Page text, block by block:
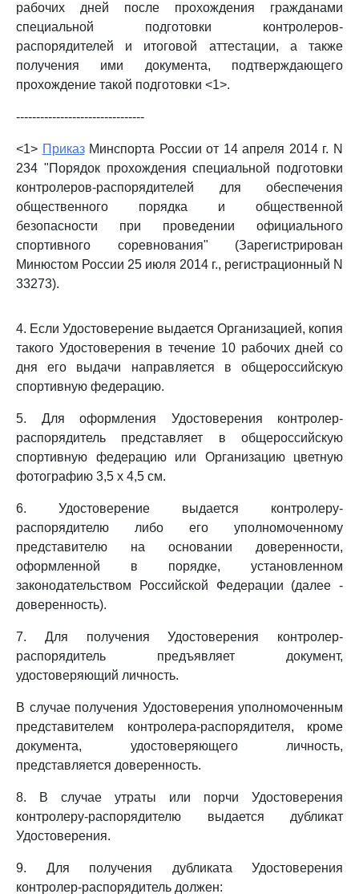
рабочих дней после прохождения гражданами
специальной подготовки контролеров-
распорядителей и итоговой аттестации, а также
получения ими документа, подтверждающего
прохождение такой подготовки <1>.
--------------------------------
<1> ПриказМинспорта России от 14 апреля 2014 г. N
234 "Порядок прохождения специальной подготовки
контролеров-распорядителей для обеспечения
общественного порядка и общественной
безопасности при проведении официального
спортивного соревнования" (Зарегистрирован
Минюстом России 25 июля 2014 г., регистрационный N
33273).
4. Если Удостоверение выдается Организацией, копия
такого Удостоверения в течение 10 рабочих дней со
дня его выдачи направляется в общероссийскую
спортивную федерацию.
5. Для оформления Удостоверения контролер-
распорядитель представляет в общероссийскую
спортивную федерацию или Организацию цветную
фотографию 3,5 x 4,5 см.
6. Удостоверение выдается контролеру-
распорядителю либо его уполномоченному
представителю на основании доверенности,
оформленной в порядке, установленном
законодательством Российской Федерации (далее -
доверенность).
7. Для получения Удостоверения контролер-
распорядитель предъявляет документ,
удостоверяющий личность.
В случае получения Удостоверения уполномоченным
представителем контролера-распорядителя, кроме
документа, удостоверяющего личность,
представляется доверенность.
8. В случае утраты или порчи Удостоверения
контролеру-распорядителю выдается дубликат
Удостоверения.
9. Для получения дубликата Удостоверения
контролер-распорядитель должен: